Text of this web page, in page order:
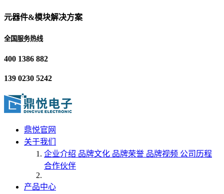
元器件&模块解决方案
全国服务热线
400 1386 882
139 0230 5242
鼎悦官网
关于我们
企业介绍 品牌文化 品牌荣誉 品牌视频 公司历程
合作伙伴
产品中心